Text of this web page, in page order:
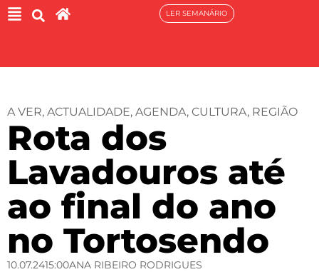
LER SEMANÁRIO
A VER, ACTUALIDADE, AGENDA, CULTURA, REGIÃO
Rota dos
Lavadouros até
ao final do ano
no Tortosendo
10.07.2415:00ANA RIBEIRO RODRIGUES